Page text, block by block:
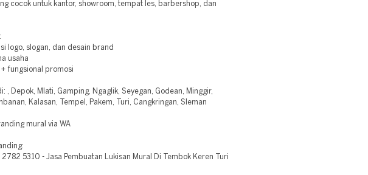
cocok untuk kantor, showroom, tempat les, barbershop, dan
logo, slogan, dan desain brand
usaha
+ fungsional promosi
, Depok, Mlati, Gamping, Ngaglik, Seyegan, Godean, Minggir,
Kalasan, Tempel, Pakem, Turi, Cangkringan, Sleman
mural via WA
2782 5310 - Jasa Pembuatan Lukisan Mural Di Tembok Keren Turi